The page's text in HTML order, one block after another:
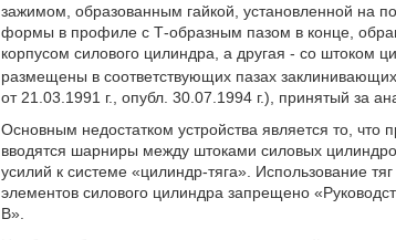
зажимом, образованным гайкой, установленной на
формы в профиле с Т-образным пазом в конце,
корпусом силового цилиндра, а другая - со штоком
размещены в соответствующих пазах
от 21.03.1991 г., опубл. 30.07.1994 г.), принятый за
Основным недостатком устройства является то, что
вводятся шарниры между штоками силовых
усилий к системе «цилиндр-тяга». Использование
элементов силового цилиндра запрещено
В».